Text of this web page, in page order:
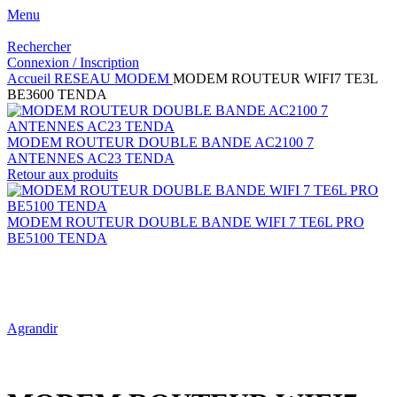
Menu
Rechercher
Connexion / Inscription
Accueil RESEAU MODEM MODEM ROUTEUR WIFI7 TE3L
BE3600 TENDA
MODEM ROUTEUR DOUBLE BANDE AC2100 7
ANTENNES AC23 TENDA
Retour aux produits
MODEM ROUTEUR DOUBLE BANDE WIFI 7 TE6L PRO
BE5100 TENDA
Agrandir